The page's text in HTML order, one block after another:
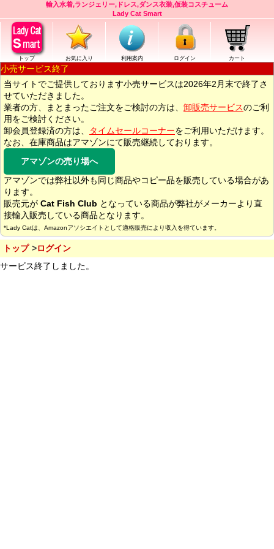
輸入水着,ランジェリー,ドレス,ダンス衣装,仮装コスチューム
Lady Cat Smart
トップ お気に入り 利用案内 ログイン カート
小売サービス終了
当サイトでご提供しております小売サービスは2026年2月末で終了さ
せていただきました。
業者の方、まとまったご注文をご検討の方は、 卸販売サービスのご利
用をご検討ください。
卸会員登録済の方は、
タイムセールコーナーをご利用いただけます。
なお、在庫商品はアマゾンにて販売継続しております。
アマゾンの売り場へ
アマゾンでは弊社以外も同じ商品やコピー品を販売している場合があ
ります。
販売元が Cat Fish Club となっている商品が弊社がメーカーより直
接輸入販売している商品となります。
*Lady Catは、Amazonアソシエイトとして適格販売により収入を得ています。
トップ
ログイン
サービス終了しました。